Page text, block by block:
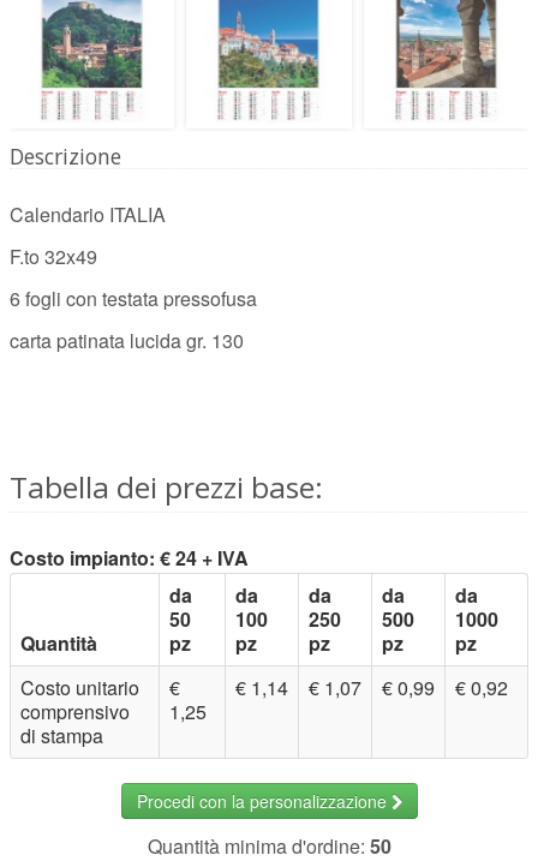
Descrizione
Calendario ITALIA
F.to 32x49
6 fogli con testata pressofusa
carta patinata lucida gr. 130
Tabella dei prezzi base:
Costo impianto: € 24 + IVA
Quantità
da
50
pz
da
100
pz
da
250
pz
da
500
pz
da
1000
pz
Costo unitario
comprensivo
di stampa
€
1,25
€ 1,14 € 1,07 € 0,99 € 0,92
Procedi con la personalizzazione
Quantità minima d'ordine: 50